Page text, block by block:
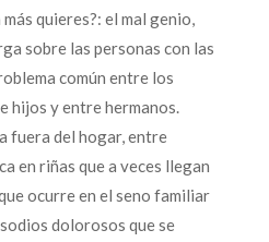
quieres?: el mal genio,
sobre las personas con las
común entre los
hijos y entre hermanos.
fuera del hogar, entre
en riñas que a veces llegan
ocurre en el seno familiar
dolorosos que se